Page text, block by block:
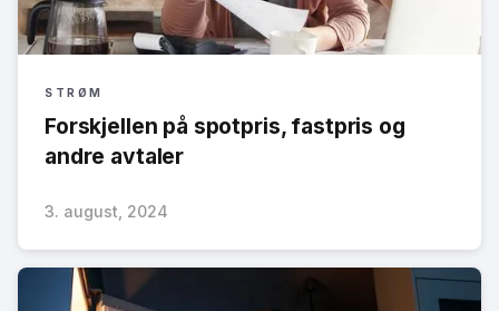
STRØM
Forskjellen på spotpris, fastpris og
andre avtaler
3. august, 2024